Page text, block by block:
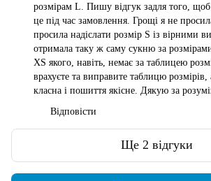
розмірам L. Пишу відгук задля того, щоб
це під час замовлення. Грощі я не
просила надіслати розмір S із вірними
отримала таку ж саму сукню за
XS якого, навіть, немає за таблицею
врахуєте та виправите таблицю
класна і пошиття якісне. Дякую за
Відповісти
Ще 2 відгуки